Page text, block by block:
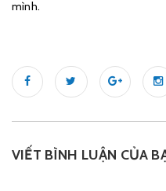
mình.
VIẾT BÌNH LUẬN CỦA